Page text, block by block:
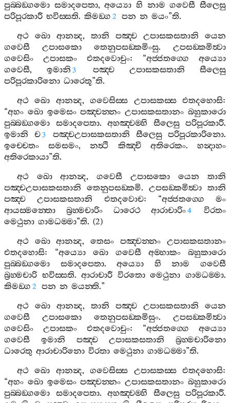
පුබ‍්බඞ‍්ගමො සමාදපෙතා,අය්‍යො හි නාම ගවෙසී සීලෙසු
පරිපූරකාරී භවිස‍්සති. කිමඞ‍්ග 2 පන න මයං”ති.
අථ
ඛො ආනන්‍ද, තානි පඤ‍්ච උපාසකසතානි
යෙන
ගවෙසී
උපාසකො තෙනුපසඞ‍්කමිංසු. උපසඞ‍්කමිත්‍වා
ගවෙසිං
උපාසකං එතදවොචුං: “අජ‍්ජතග‍්ගෙ
අය්‍යො
ගවෙසී,ඉමානි 3 පඤ‍්ච උපාසකසතානි
සීලෙසු
පරිපූරකාරිනො ධාරෙතූ”ති.
අථ
ඛො ආනන්‍ද,ගවෙසිස‍්ස උපාසකස‍්ස එතදහොසි:
“අහං ඛො ඉමෙසං පඤ‍්චන‍්නං උපාසකසතානං බහුකාරො
පුබ‍්බඞ‍්ගමො
සමාදපෙතා. අහඤ‍්චම‍්හි සීලෙසු පරිපූරකාරී.
ඉමානි
ච 3 පඤ‍්චඋපාසකසතානි සීලෙසු පරිපූරකාරිනො.
ඉච‍්චෙතං
සමසමං,නත්‍ථි කිඤ‍්චි අතිරෙකං.හන්‍දාහං
අතිරෙකායා”ති.
අථ
ඛො ආනන්‍ද,ගවෙසී උපාසකො යෙන
තානි
පඤ‍්චඋපාසකසතානි
තෙනුපසඞ‍්කමි. උපසඞ‍්කමිත්‍වා තානි
පඤ‍්ච
උපාසකසතානි එතදවොච: “අජ‍්ජතග‍්ගෙ
මං
ආයස‍්මන‍්තො
බ්‍රහ‍්මචාරිං ධාරෙථ ආරාචාරිං4
විරතං
මෙථුනා ගාමධම‍්මා”ති. (2)
අථ
ඛො ආනන්‍ද,තෙසං පඤ‍්චන‍්නං
උපාසකසතානං
එතදහොසි: “අය්‍යො ඛො ගවෙසී අම‍්හාකං
බහුකාරො
පුබ‍්බඞ‍්ගමො
සමාදපෙතා.අය්‍යො හි නාම
ගවෙසී
බ්‍රහ‍්මචාරි භවිස‍්සති.ආරාචාරී විරතො මෙථුනා ගාමධම‍්මා.
කිමඞ‍්ග 2 පන න මයන‍්ති.”
අථ
ඛො ආනන්‍ද, තානි පඤ‍්ච උපාසකසතානි
යෙන
ගවෙසී
උපාසකො තෙනුපසඞ‍්කමිසුං. උපසඞ‍්කමිත්‍වා
ගවෙසිං
උපාසකං එතදවොචුං: “අජ‍්ජතග‍්ගෙ
අය්‍යො
ගවෙසී
ඉමානි පඤ‍්ච උපාසකසතානි
බ්‍රහ‍්මචාරිනො
ධාරෙතු ආරාචාරිනො විරතා මෙථුනා ගාමධම‍්මා”ති.
අථ
ඛො ආනන්‍ද,ගවෙසිස‍්ස උපාසකස‍්ස එතදහොසි:
“අහං ඛො ඉමෙසං පඤ‍්චන‍්නං උපාසකසතානං බහුකාරො
පුබ‍්බඞ‍්ගමො
සමාදපෙතා. අහඤ‍්චම‍්හි සීලෙසු පරිපූරකාරී.